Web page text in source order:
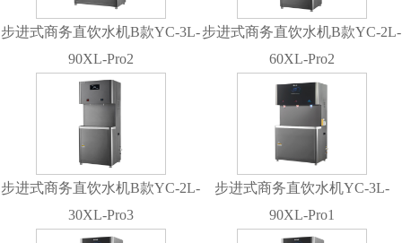
步进式商务直饮水机B款YC-3L-
90XL-Pro2
步进式商务直饮水机B款YC-2L-
60XL-Pro2
步进式商务直饮水机B款YC-2L-
30XL-Pro3
步进式商务直饮水机YC-3L-
90XL-Pro1